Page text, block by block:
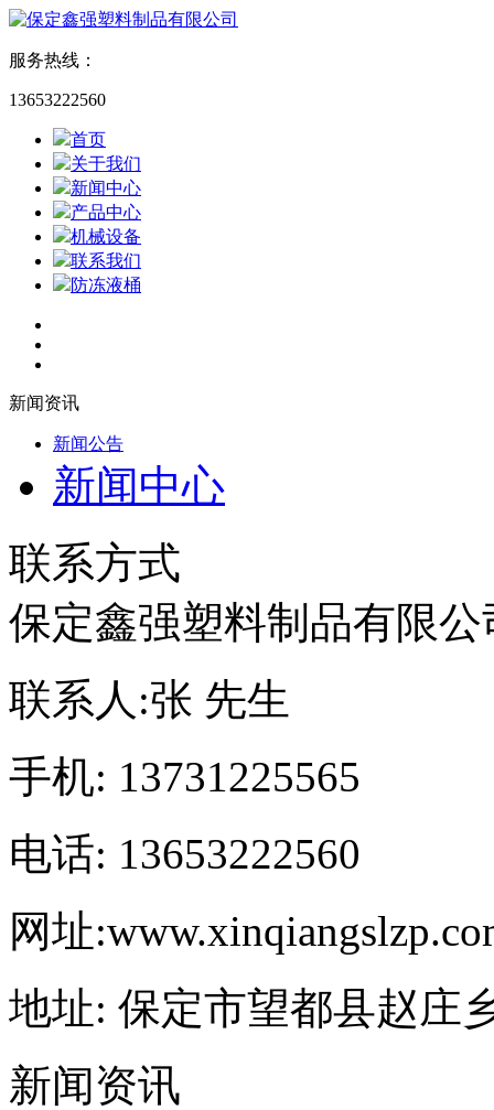
服务热线：
13653222560
首页
关于我们
新闻中心
产品中心
机械设备
联系我们
防冻液桶
新闻资讯
新闻公告
新闻中心
联系方式
保定鑫强塑料制品有限公
联系人:张 先生
手机: 13731225565
电话: 13653222560
网址:
地址: 保定市望都县赵庄
新闻资讯